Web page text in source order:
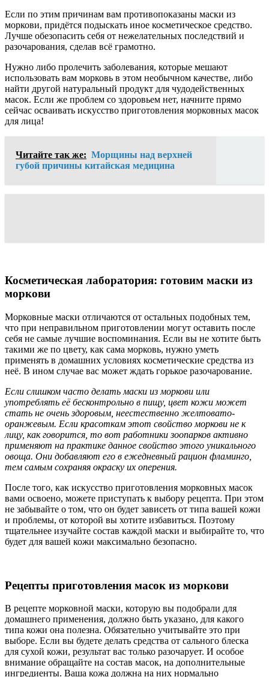
Если по этим причинам вам противопоказаны маски из
моркови, придётся подыскать иное косметическое средство.
Лучше обезопасить себя от нежелательных последствий и
разочарования, сделав всё грамотно.
Нужно либо пролечить заболевания, которые мешают
использовать вам морковь в этом необычном качестве, либо
найти другой натуральный продукт для чудодейственных
масок. Если же проблем со здоровьем нет, начните прямо
сейчас осваивать искусство приготовления морковных масок
для лица!
Читайте так же: Морщины над верхней
губой причины китайская медицина
Косметическая лаборатория: готовим маски из
моркови
Морковные маски отличаются от остальных подобных тем,
что при неправильном приготовлении могут оставить после
себя не самые лучшие воспоминания. Если вы не хотите быть
такими же по цвету, как сама морковь, нужно уметь
применять в домашних условиях косметические средства из
неё. В ином случае вас может ждать горькое разочарование.
Если слишком часто делать маски из моркови или
употреблять её бесконтрольно в пищу, цвет кожи может
стать не очень здоровым, неестественно желтовато-
оранжевым. Если красоткам этот свойство моркови не к
лицу, как говорится, то вот работники зоопарков активно
применяют на практике данное свойство этого уникального
овоща. Они добавляют его в ежедневный рацион фламинго,
тем самым сохраняя окраску их оперения.
После того, как искусство приготовления морковных масок
вами освоено, можете приступать к выбору рецепта. При этом
не забывайте о том, что он будет зависеть от типа вашей кожи
и проблемы, от которой вы хотите избавиться. Поэтому
тщательнее изучайте состав каждой маски и выбирайте то, что
будет для вашей кожи максимально безопасно.
Рецепты приготовления масок из моркови
В рецепте морковной маски, которую вы подобрали для
домашнего применения, должно быть указано, для какого
типа кожи она полезна. Обязательно учитывайте это при
выборе. Если вы будете делать средства от сального блеска
для сухой кожи, результат вас только разочарует. И особое
внимание обращайте на состав масок, на дополнительные
ингредиенты. Ваша кожа должна на них нормально